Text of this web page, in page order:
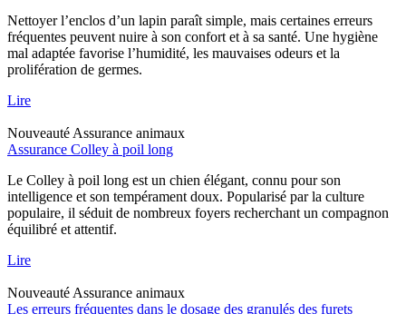
Nettoyer l’enclos d’un lapin paraît simple, mais certaines erreurs
fréquentes peuvent nuire à son confort et à sa santé. Une hygiène
mal adaptée favorise l’humidité, les mauvaises odeurs et la
prolifération de germes.
Lire
Nouveauté Assurance animaux
Assurance Colley à poil long
Le Colley à poil long est un chien élégant, connu pour son
intelligence et son tempérament doux. Popularisé par la culture
populaire, il séduit de nombreux foyers recherchant un compagnon
équilibré et attentif.
Lire
Nouveauté Assurance animaux
Les erreurs fréquentes dans le dosage des granulés des furets